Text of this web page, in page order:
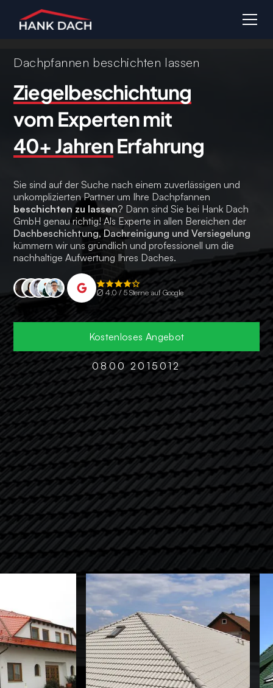
Dachpfannen beschichten lassen
Ziegelbeschichtung
vom Experten mit
40+ JahrenErfahrung
Sie sind auf der Suche nach einem zuverlässigen und
unkomplizierten Partner um Ihre Dachpfannen
beschichten zu lassen? Dann sind Sie bei Hank Dach
GmbH genau richtig! Als Experte in allen Bereichen der
Dachbeschichtung, Dachreinigung und Versiegelung
kümmern wir uns gründlich und professionell um die
nachhaltige Aufwertung Ihres Daches.
∅4.0 / 5 Sterne auf Google
Kostenloses Angebot
0800 2015012